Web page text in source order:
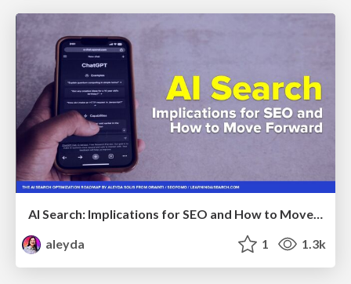
AI Search: Implications for SEO and How to Move Forward - #ShenzhenSEOConference
aleyda
1 1.3k